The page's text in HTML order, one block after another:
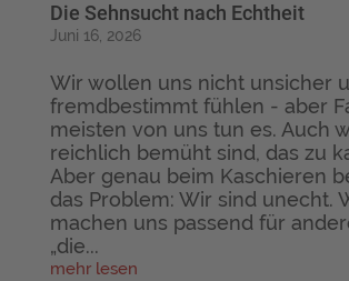
Die Sehnsucht nach Echtheit
Juni 16, 2026
Wir wollen uns nicht unsicher
fremdbestimmt fühlen - aber
meisten von uns tun es. Auch
reichlich bemüht sind, das zu
Aber genau beim Kaschieren
das Problem: Wir sind unecht.
machen uns passend für
„die...
mehr lesen